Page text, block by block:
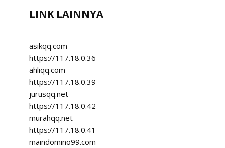
LINK LAINNYA
asikqq.com
https://117.18.0.36
ahliqq.com
https://117.18.0.39
jurusqq.net
https://117.18.0.42
murahqq.net
https://117.18.0.41
maindomino99.com